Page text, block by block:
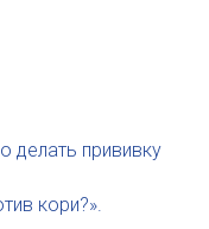
делать прививку
кори?».